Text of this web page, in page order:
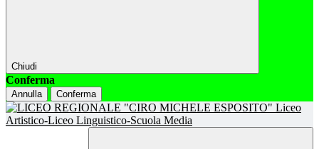
Chiudi
Conferma
Annulla Conferma